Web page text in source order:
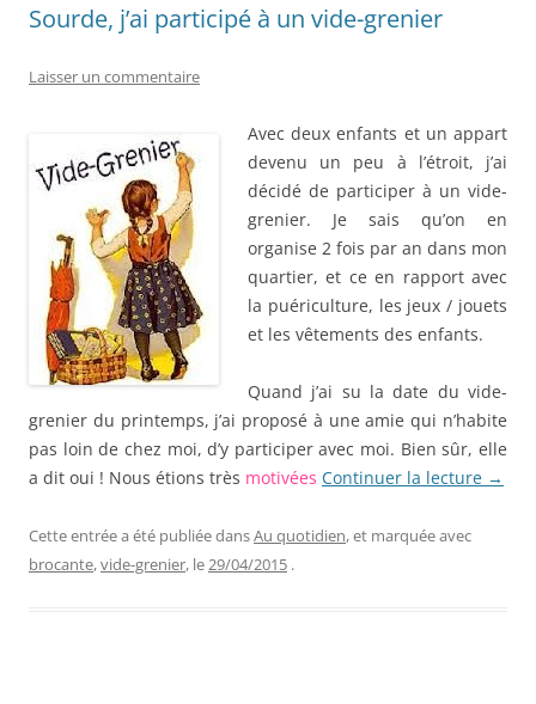
Sourde, j’ai participé à un vide-grenier
Laisser un commentaire
Avec deux enfants et un appart
devenu un peu à l’étroit, j’ai
décidé de participer à un vide-
grenier. Je sais qu’on en
organise 2 fois par an dans mon
quartier, et ce en rapport avec
la puériculture, les jeux / jouets
et les vêtements des enfants.
Quand j’ai su la date du vide-
grenier du printemps, j’ai proposé à une amie qui n’habite
pas loin de chez moi, d’y participer avec moi. Bien sûr, elle
a dit oui ! Nous étions très motivées Continuer la lecture →
Cette entrée a été publiée dansAu quotidien, et marquée avec
brocante,vide-grenier, le29/04/2015 .